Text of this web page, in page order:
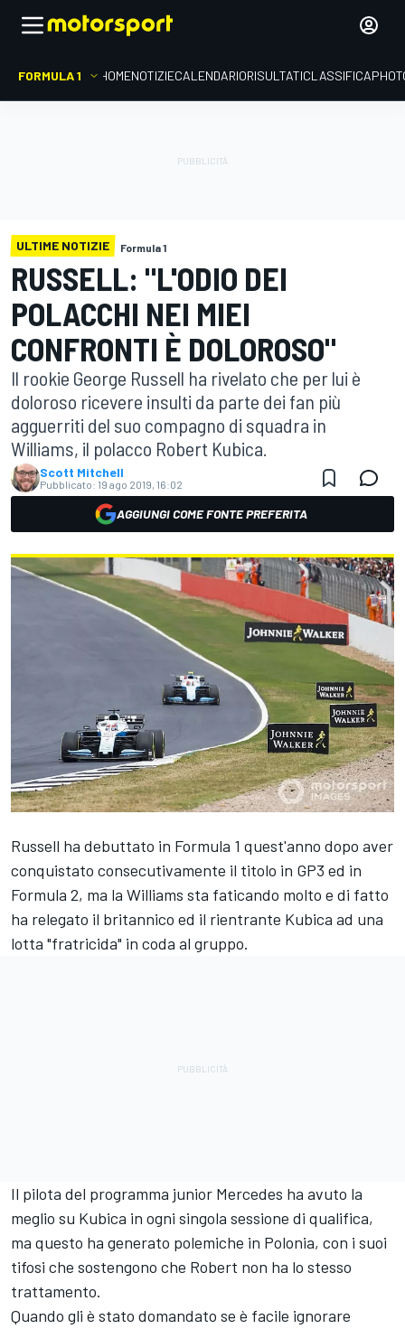
FORMULA 1 HOMENOTIZIECALENDARIORISULTATICLASSIFICA
ULTIME NOTIZIE Formula 1
RUSSELL: "L'ODIO DEI
POLACCHI NEI MIEI
CONFRONTI È DOLOROSO"
Il rookie George Russell ha rivelato che per lui è
doloroso ricevere insulti da parte dei fan più
agguerriti del suo compagno di squadra in
Williams, il polacco Robert Kubica.
Scott Mitchell
Pubblicato: 19 ago 2019, 16:02
AGGIUNGI COME FONTE PREFERITA
Russell ha debuttato in Formula 1 quest'anno dopo aver
conquistato consecutivamente il titolo in GP3 ed in
Formula 2, ma la Williams sta faticando molto e di fatto
ha relegato il britannico ed il rientrante Kubica ad una
lotta "fratricida" in coda al gruppo.
Il pilota del programma junior Mercedes ha avuto la
meglio su Kubica in ogni singola sessione di qualifica,
ma questo ha generato polemiche in Polonia, con i suoi
tifosi che sostengono che Robert non ha lo stesso
trattamento.
Quando gli è stato domandato se è facile ignorare